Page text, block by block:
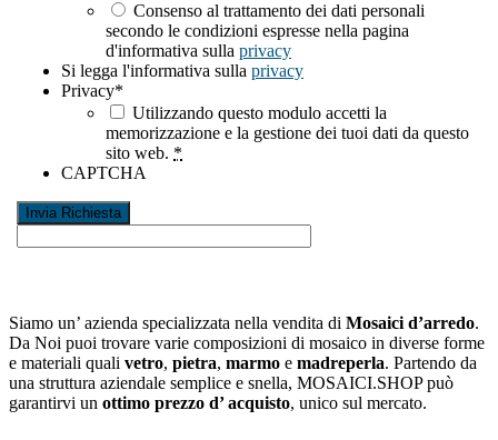
Consenso al trattamento dei dati personali
secondo le condizioni espresse nella pagina
d'informativa sulla privacy
Si legga l'informativa sulla privacy
Privacy*
Utilizzando questo modulo accetti la
memorizzazione e la gestione dei tuoi dati da questo
sito web. *
CAPTCHA
Siamo un’ azienda specializzata nella vendita di Mosaici d’arredo.
Da Noi puoi trovare varie composizioni di mosaico in diverse forme
e materiali quali vetro, pietra, marmo e madreperla. Partendo da
una struttura aziendale semplice e snella, MOSAICI.SHOP può
garantirvi un ottimo prezzo d’ acquisto, unico sul mercato.